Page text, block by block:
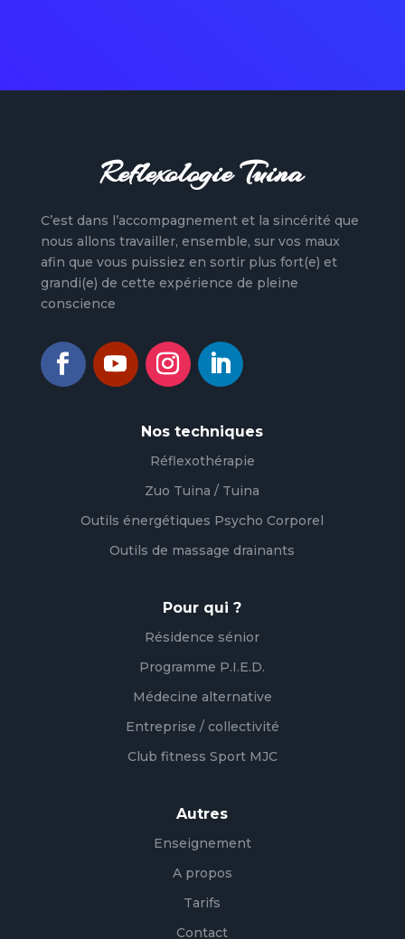
Reflexologie Tuina
C’est dans l’accompagnement et la sincérité que
nous allons travailler, ensemble, sur vos maux
afin que vous puissiez en sortir plus fort(e) et
grandi(e) de cette expérience de pleine
conscience
Nos techniques
Réflexothérapie
Zuo Tuina / Tuina
Outils énergétiques Psycho Corporel
Outils de massage drainants
Pour qui ?
Résidence sénior
Programme P.I.E.D.
Médecine alternative
Entreprise / collectivité
Club fitness Sport MJC
Autres
Enseignement
A propos
Tarifs
Contact